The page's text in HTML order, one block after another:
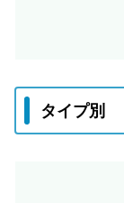
タイプ別